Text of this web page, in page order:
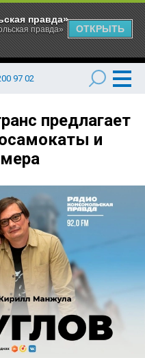
97 02
предлагает
и
правда»
правда»
ОТКРЫТЬ